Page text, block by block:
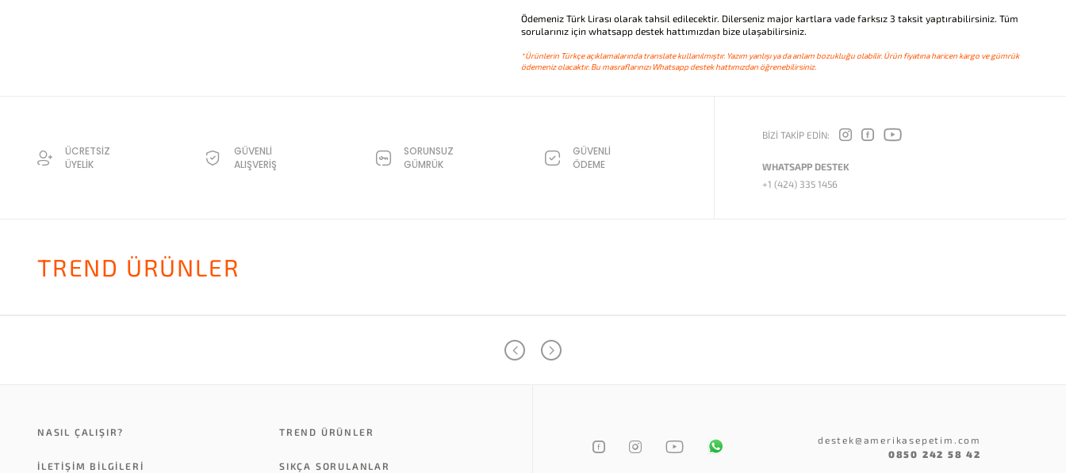
Ödemeniz Türk Lirası olarak tahsil edilecektir. Dilerseniz major kartlara vade farksız 3 taksit yaptırabilirsiniz. Tüm
sorularınız için whatsapp destek hattımızdan bize ulaşabilirsiniz.
*Ürünlerin Türkçe açıklamalarında translate kullanılmıştır. Yazım yanlışı ya da anlam bozukluğu olabilir. Ürün fiyatına haricen kargo ve gümrük
ödemeniz olacaktır. Bu masraflarınızı Whatsapp destek hattımızdan öğrenebilirsiniz.
ÜCRETSİZ
ÜYELİK
GÜVENLİ
ALIŞVERİŞ
SORUNSUZ
GÜMRÜK
GÜVENLİ
ÖDEME
BİZİ TAKİP EDİN:
WHATSAPP DESTEK
+1 (424) 335 1456
TREND ÜRÜNLER
NASIL ÇALIŞIR? TREND ÜRÜNLER
İLETİŞİM BİLGİLERİ SIKÇA SORULANLAR
destek@amerikasepetim.com
0850 242 58 42